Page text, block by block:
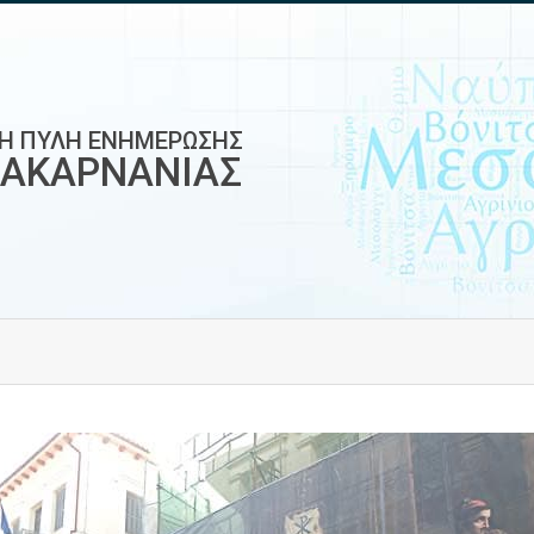
ΠΥΛΗ ΕΝΗΜΕΡΩΣΗΣ